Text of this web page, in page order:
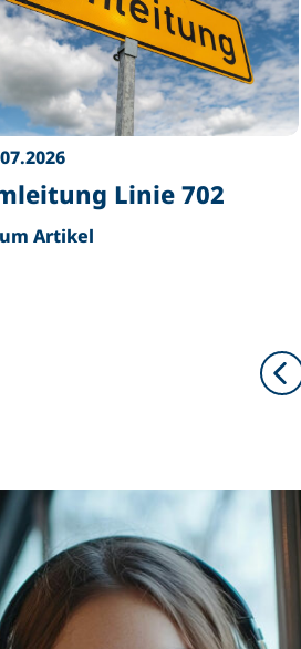
Linie 702
Artikel